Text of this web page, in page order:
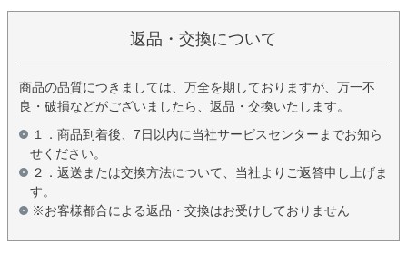
返品・交換について
商品の品質につきましては、万全を期しておりますが、万一不
良・破損などがございましたら、返品・交換いたします。
１．商品到着後、7日以内に当社サービスセンターまでお知ら
せください。
２．返送または交換方法について、当社よりご返答申し上げま
す。
※お客様都合による返品・交換はお受けしておりません